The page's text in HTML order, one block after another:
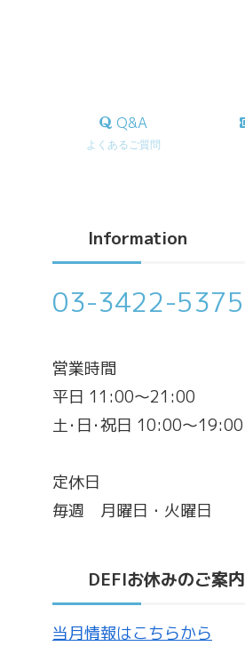
Q&A
よくあるご質問
Information
03-3422-5375
営業時間
平日 11:00～21:00
土･日･祝日 10:00～19:00
定休日
毎週 月曜日・火曜日
DEFIお休みのご案内
当月情報はこちらから